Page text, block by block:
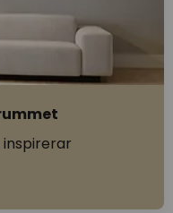
inspirerar